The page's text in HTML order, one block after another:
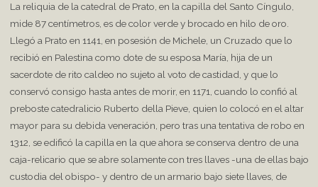
La reliquia de la catedral de Prato, en la capilla del Santo Cíngulo,
mide 87 centímetros, es de color verde y brocado en hilo de oro.
Llegó a Prato en 1141, en posesión de Michele, un Cruzado que lo
recibió en Palestina como dote de su esposa María, hija de un
sacerdote de rito caldeo no sujeto al voto de castidad, y que lo
conservó consigo hasta antes de morir, en 1171, cuando lo confió al
preboste catedralicio Ruberto della Pieve, quien lo colocó en el altar
mayor para su debida veneración, pero tras una tentativa de robo en
1312, se edificó la capilla en la que ahora se conserva dentro de una
caja-relicario que se abre solamente con tres llaves -una de ellas bajo
custodia del obispo- y dentro de un armario bajo siete llaves, de